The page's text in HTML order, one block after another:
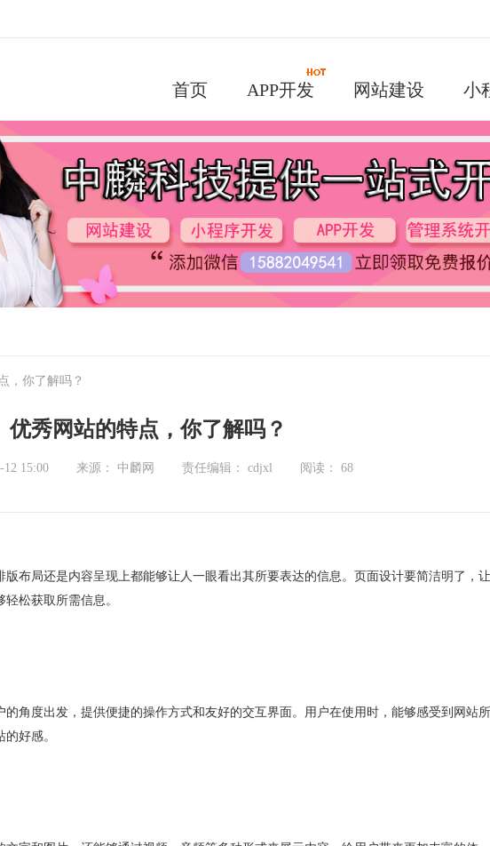
首页 APP开发 网站建设 小
，你了解吗？
优秀网站的特点，你了解吗？
12 15:00 来源： 中麟网 责任编辑： cdjxl 阅读： 68
布局还是内容呈现上都能够让人一眼看出其所要表达的信息。页面设计要简洁明了，让
松获取所需信息。
角度出发，提供便捷的操作方式和友好的交互界面。用户在使用时，能够感受到网站所
好感。